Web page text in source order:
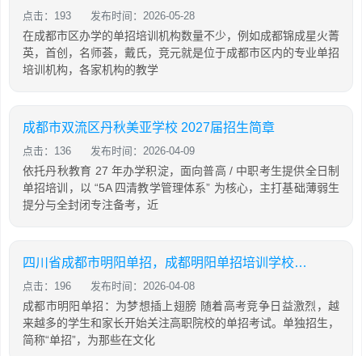
点击：193 发布时间：2026-05-28
在成都市区办学的单招培训机构数量不少，例如成都锦成星火菁
英，首创，名师荟，戴氏，竞元就是位于成都市区内的专业单招
培训机构，各家机构的教学
成都市双流区丹秋美亚学校 2027届招生简章
点击：136 发布时间：2026-04-09
依托丹秋教育 27 年办学积淀，面向普高 / 中职考生提供全日制
单招培训，以 “5A 四清教学管理体系” 为核心，主打基础薄弱生
提分与全封闭专注备考，近
四川省成都市明阳单招，成都明阳单招培训学校怎么样
点击：196 发布时间：2026-04-08
成都市明阳单招：为梦想插上翅膀 随着高考竞争日益激烈，越
来越多的学生和家长开始关注高职院校的单招考试。单独招生，
简称“单招”，为那些在文化